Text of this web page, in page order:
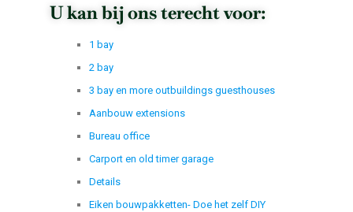
U kan bij ons terecht voor:
1 bay
2 bay
3 bay en more outbuildings guesthouses
Aanbouw extensions
Bureau office
Carport en old timer garage
Details
Eiken bouwpakketten- Doe het zelf DIY